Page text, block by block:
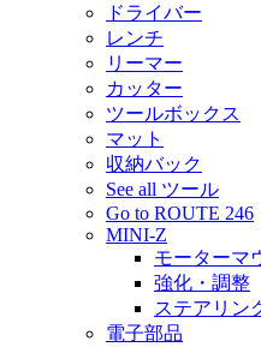
ドライバー
レンチ
リーマー
カッター
ツールボックス
マット
収納バック
See all ツール
Go to ROUTE 246
MINI-Z
モーターマ
強化・調整
ステアリン
電子部品